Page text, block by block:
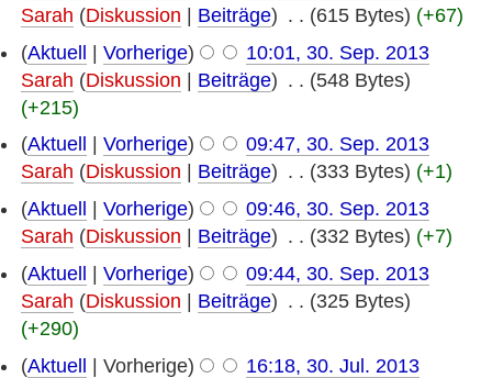
Sarah (Diskussion | Beiträge) . . (615 Bytes) (+67)
(Aktuell | Vorherige)
10:01, 30. Sep. 2013
Sarah (Diskussion | Beiträge) . . (548 Bytes)
(+215)
(Aktuell Vorherige)
09:47, 30. Sep. 2013
Sarah (Diskussion Beiträge) . . (333 Bytes) (+1)
(Aktuell Vorherige)
09:46, 30. Sep. 2013
Sarah (Diskussion Beiträge) . . (332 Bytes) (+7)
(Aktuell | Vorherige)
09:44, 30. Sep. 2013
Sarah (Diskussion | Beiträge) . . (325 Bytes)
(+290)
(Aktuell | Vorherige)
16:18, 30. Jul. 2013